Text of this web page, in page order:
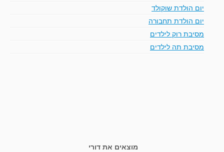
יום הולדת שוקולד
יום הולדת תחבורה
מסיבת רוק לילדים
מסיבת תה לילדים
מוצאים את דורי